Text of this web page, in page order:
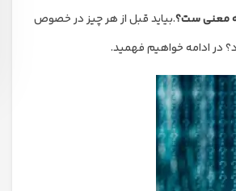
معنی ست؟.بیاید قبل از هر چیز در خصوص